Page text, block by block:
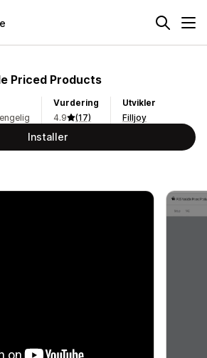
Priced Products
Vurdering
4.9
(17)
Utvikler
Filljoy
Installer